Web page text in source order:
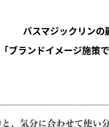
バスマジックリンの
「ブランドイメージ施策